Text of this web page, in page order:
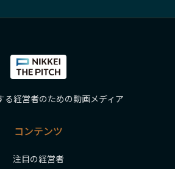
る経営者のための動画メディア
コンテンツ
注目の経営者